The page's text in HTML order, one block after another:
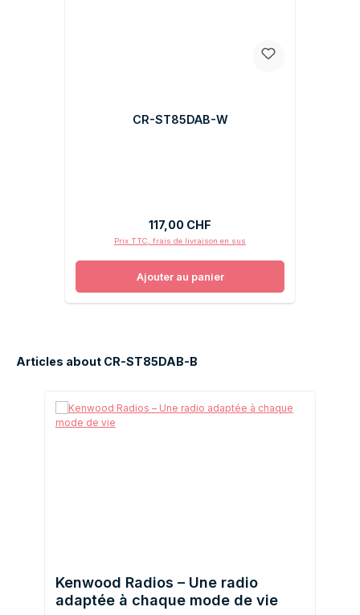
CR-ST85DAB-W
Prix régulier :
117,00 CHF
Prix TTC, frais de livraison en sus
Ajouter au panier
Articles about CR-ST85DAB-B
Kenwood Radios – Une radio
adaptée à chaque mode de vie